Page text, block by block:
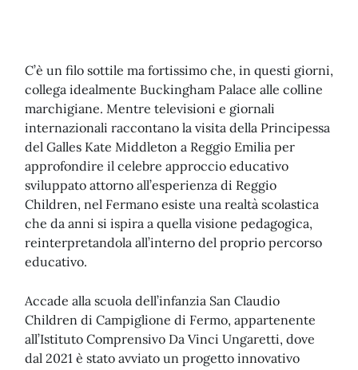
C’è un filo sottile ma fortissimo che, in questi giorni,
collega idealmente Buckingham Palace alle colline
marchigiane. Mentre televisioni e giornali
internazionali raccontano la visita della Principessa
del Galles Kate Middleton a Reggio Emilia per
approfondire il celebre approccio educativo
sviluppato attorno all’esperienza di Reggio
Children, nel Fermano esiste una realtà scolastica
che da anni si ispira a quella visione pedagogica,
reinterpretandola all’interno del proprio percorso
educativo.
Accade alla scuola dell’infanzia San Claudio
Children di Campiglione di Fermo, appartenente
all’Istituto Comprensivo Da Vinci Ungaretti, dove
dal 2021 è stato avviato un progetto innovativo